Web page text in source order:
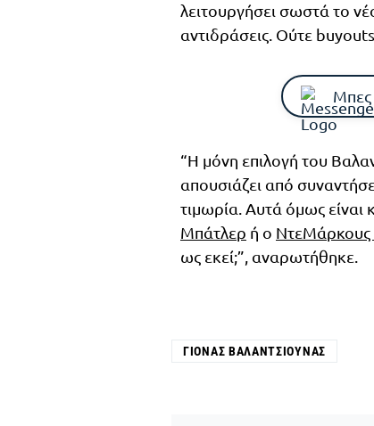
λειτουργήσει σωστά το
αντιδράσεις. Ούτε
Μπες
“Η μόνη επιλογή του
απουσιάζει από
τιμωρία. Αυτά όμως είναι
Μπάτλερ ή ο ΝτεΜάρκους
ως εκεί;”, αναρωτήθηκε.
ΓΙΌΝΑΣ ΒΑΛΑΝΤΣΙΟΎΝΑΣ